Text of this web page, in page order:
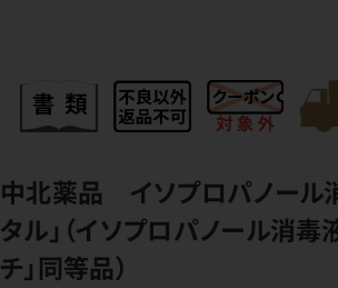
中北薬品 イソプロパノール
タル」（イソプロパノール消毒
チ」同等品）